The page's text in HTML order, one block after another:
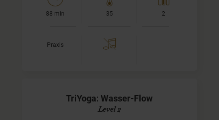
88 min 35 2
Praxis
TriYoga: Wasser-Flow
Level 2